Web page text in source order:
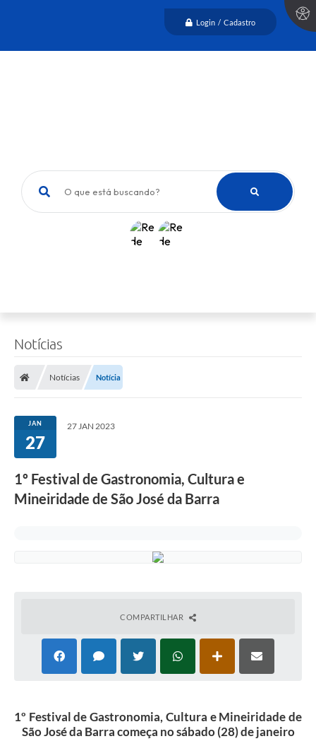
Login / Cadastro
O que está buscando?
Notícias
Notícias Notícia
JAN
27
27 JAN 2023
1º Festival de Gastronomia, Cultura e
Mineiridade de São José da Barra
COMPARTILHAR
1º Festival de Gastronomia, Cultura e Mineiridade de
São José da Barra começa no sábado (28) de janeiro